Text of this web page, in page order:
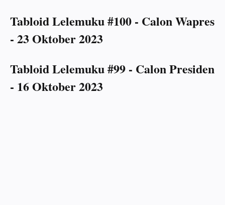
Tabloid Lelemuku #100 - Calon Wapres
- 23 Oktober 2023
Tabloid Lelemuku #99 - Calon Presiden
- 16 Oktober 2023